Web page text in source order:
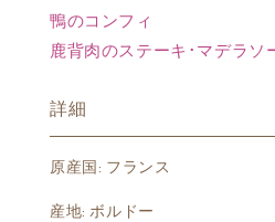
減
ら
や
鴨のコンフィ
鹿背肉のステーキ･マデラソ
詳細
原産国: フランス
産地: ボルドー